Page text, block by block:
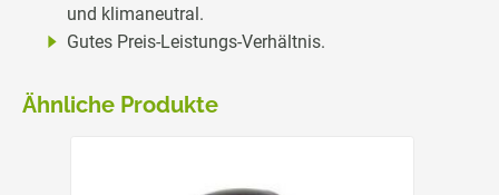
und klimaneutral.
Gutes Preis-Leistungs-Verhältnis.
Ähnliche Produkte